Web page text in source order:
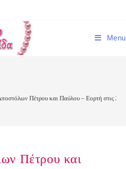
Menu
Πέτρου και Παύλου – Εορτή στις 29
Πέτρου και